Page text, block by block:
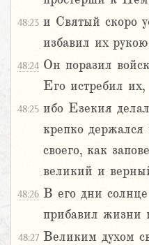
48:23 и Святый скоро
избавил их
48:24 Он поразил
Его истребил их,
48:25 ибо Езекия
крепко держался
своего, как
великий и
48:26 В его дни солнце
прибавил жизни
48:27 Великим духом